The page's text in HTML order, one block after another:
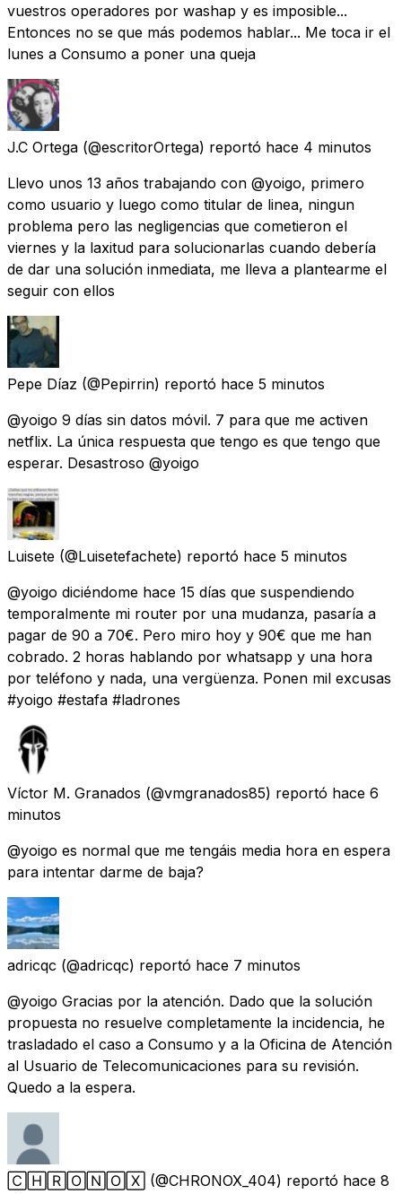
vuestros operadores por washap y es imposible...
Entonces no se que más podemos hablar... Me toca ir el
lunes a Consumo a poner una queja
J.C Ortega (@escritorOrtega) reportó hace 4 minutos
Llevo unos 13 años trabajando con @yoigo, primero
como usuario y luego como titular de linea, ningun
problema pero las negligencias que cometieron el
viernes y la laxitud para solucionarlas cuando debería
de dar una solución inmediata, me lleva a plantearme el
seguir con ellos
Pepe Díaz (@Pepirrin) reportó hace 5 minutos
@yoigo 9 días sin datos móvil. 7 para que me activen
netflix. La única respuesta que tengo es que tengo que
esperar. Desastroso @yoigo
Luisete (@Luisetefachete) reportó hace 5 minutos
@yoigo diciéndome hace 15 días que suspendiendo
temporalmente mi router por una mudanza, pasaría a
pagar de 90 a 70€. Pero miro hoy y 90€ que me han
cobrado. 2 horas hablando por whatsapp y una hora
por teléfono y nada, una vergüenza. Ponen mil excusas
#yoigo #estafa #ladrones
Víctor M. Granados (@vmgranados85) reportó hace 6
minutos
@yoigo es normal que me tengáis media hora en espera
para intentar darme de baja?
adricqc (@adricqc) reportó hace 7 minutos
@yoigo Gracias por la atención. Dado que la solución
propuesta no resuelve completamente la incidencia, he
trasladado el caso a Consumo y a la Oficina de Atención
al Usuario de Telecomunicaciones para su revisión.
Quedo a la espera.
🄲🄷🅁🄾🄽🄾🅇 (@CHRONOX_404) reportó hace 8